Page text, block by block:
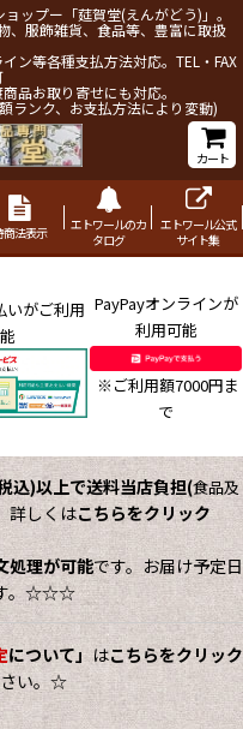
ップー「莚賀堂(えんがどう)」。
、服飾雑貨、食品等、豊富に取扱
ン等各種支払方法対応。TEL・FAX
品お取り寄せにも対応。
ランク、お支払方法により変動)
カート
商法表示
エトワールのカ
タログ
エトワール公式
サイト集
いがご利用 PayPayオンラインが
利用可能
※ご利用額7000円ま
で
込)以上で送料当店負担(食品及
しくはこちらをクリック
処理が可能です。お届け予定日
す。☆☆☆
について」はこちらをクリック
さい。☆